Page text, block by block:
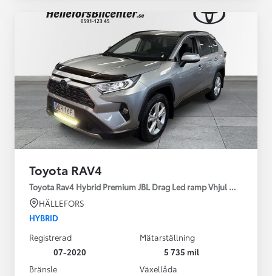
Toyota RAV4
Toyota Rav4 Hybrid Premium JBL Drag Led ramp Vhjul motorv
HÄLLEFORS
HYBRID
Registrerad
07-2020
Mätarställning
5 735 mil
Bränsle
Växellåda